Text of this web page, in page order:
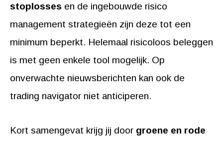
stoplosses en de ingebouwde risico
management strategieën zijn deze tot een
minimum beperkt. Helemaal risicoloos beleggen
is met geen enkele tool mogelijk. Op
onverwachte nieuwsberichten kan ook de
trading navigator niet anticiperen.
Kort samengevat krijg jij door groene en rode